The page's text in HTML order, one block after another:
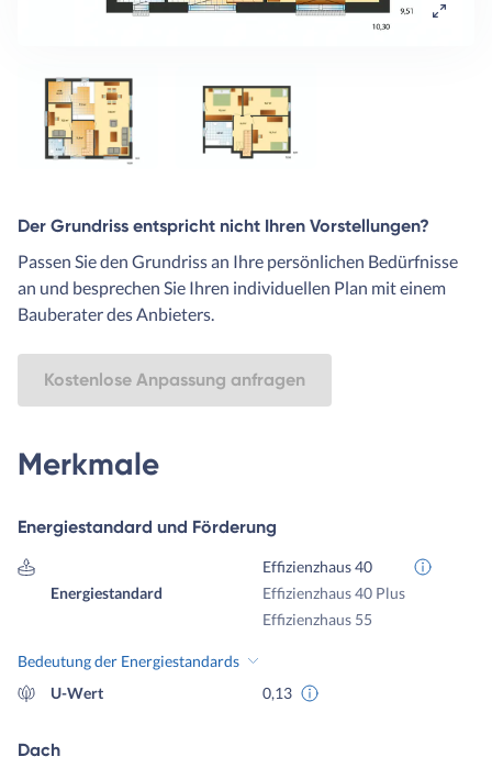
Der Grundriss entspricht nicht Ihren Vorstellungen?
Passen Sie den Grundriss an Ihre persönlichen Bedürfnisse
an und besprechen Sie Ihren individuellen Plan mit einem
Bauberater des Anbieters.
Kostenlose Anpassung anfragen
Merkmale
Energiestandard und Förderung
Energiestandard
Effizienzhaus 40
Effizienzhaus 40 Plus
Effizienzhaus 55
Bedeutung der Energiestandards
U-Wert
0,13
Dach